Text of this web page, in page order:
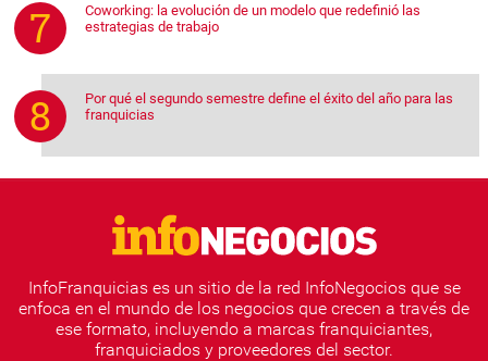
Coworking: la evolución de un modelo que redefinió las
estrategias de trabajo
Por qué el segundo semestre define el éxito del año para las
franquicias
InfoFranquicias es un sitio de la red InfoNegocios que se
enfoca en el mundo de los negocios que crecen a través de
ese formato, incluyendo a marcas franquiciantes,
franquiciados y proveedores del sector.